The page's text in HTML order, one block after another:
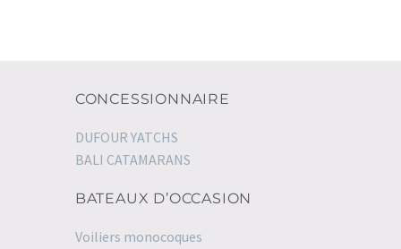
CONCESSIONNAIRE
DUFOUR YATCHS
BALI CATAMARANS
BATEAUX D’OCCASION
Voiliers monocoques